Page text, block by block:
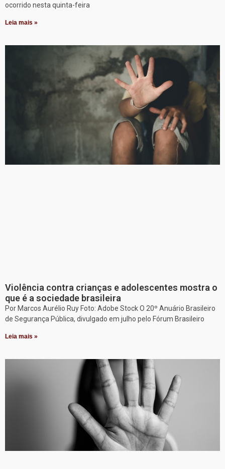
ocorrido nesta quinta-feira
Leia mais »
Violência contra crianças e adolescentes mostra o
que é a sociedade brasileira
Por Marcos Aurélio Ruy Foto: Adobe Stock O 20º Anuário Brasileiro
de Segurança Pública, divulgado em julho pelo Fórum Brasileiro
Leia mais »